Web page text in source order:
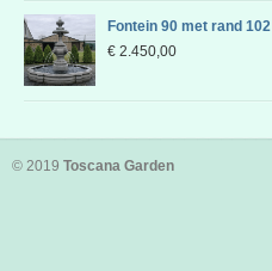
Fontein 90 met rand 102
€ 2.450,00
© 2019 Toscana Garden